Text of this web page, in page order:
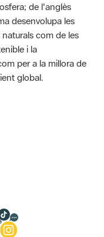
de l'anglès
desenvolupa les
com de les
i la
per a la millora de
global.
valoracions és de 0